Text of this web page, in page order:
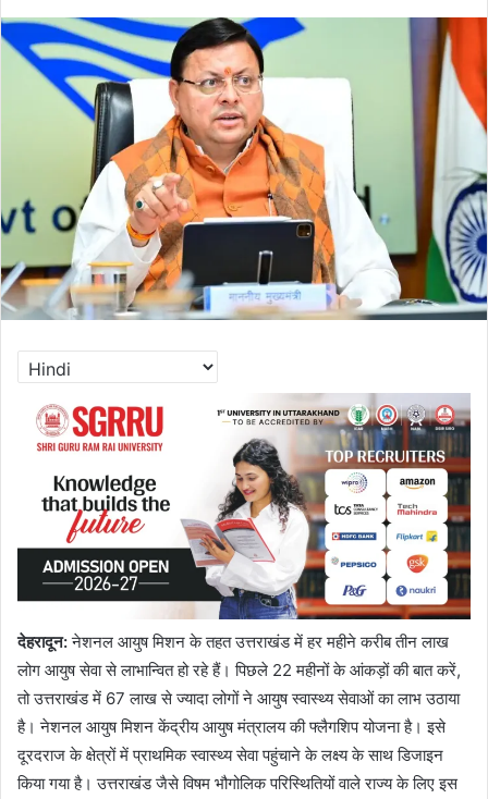
देहरादून:नेशनल आयुष मिशन के तहत उत्तराखंड में हर महीने करीब तीन लाख
लोग आयुष सेवा से लाभान्वित हो रहे हैं। पिछले 22 महीनों के आंकड़ों की बात करें,
तो उत्तराखंड में 67 लाख से ज्यादा लोगों ने आयुष स्वास्थ्य सेवाओं का लाभ उठाया
है। नेशनल आयुष मिशन केंद्रीय आयुष मंत्रालय की फ्लैगशिप योजना है। इसे
दूरदराज के क्षेत्रों में प्राथमिक स्वास्थ्य सेवा पहुंचाने के लक्ष्य के साथ डिजाइन
किया गया है। उत्तराखंड जैसे विषम भौगोलिक परिस्थितियों वाले राज्य के लिए इस